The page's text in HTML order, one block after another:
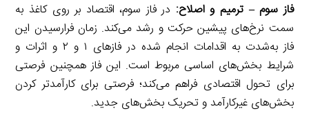
فاز سوم–ترمیم و اصلاح: در فاز سوم، اقتصاد بر روی کاغذ به
سمت نرخ‌های پیشین حرکت و رشد می‌کند. زمان فرارسیدن این
فاز به‌شدت به اقدامات انجام شده در فازهای ۱ و ۲ و اثرات و
شرایط بخش‌های اساسی مربوط است. این فاز همچنین فرصتی
برای تحول اقتصادی فراهم می‌کند؛ فرصتی برای کارآمدتر کردن
بخش‌های غیرکارآمد و تحریک بخش‌های جدید.